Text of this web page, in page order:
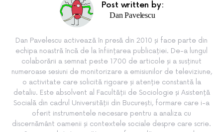
Post written by:
Dan Pavelescu
Dan Pavelescu activează în presă din 2010 și face parte din
echipa noastră încă de la înființarea publicației. De-a lungul
colaborării a semnat peste 1700 de articole și a susținut
numeroase sesiuni de monitorizare a emisiunilor de televiziune,
o activitate care solicită rigoare și atenție constantă la
detaliu. Este absolvent al Facultății de Sociologie și Asistență
Socială din cadrul Universității din București, formare care i-a
oferit instrumentele necesare pentru a analiza cu
discernământ oamenii și contextele sociale despre care scrie.